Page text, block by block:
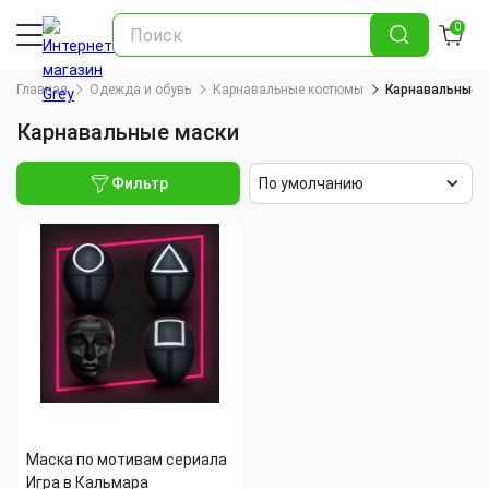
0
Главная Одежда и обувь Карнавальные костюмы Карнавальные
Карнавальные маски
Фильтр По умолчанию
Маска по мотивам сериала
Игра в Кальмара